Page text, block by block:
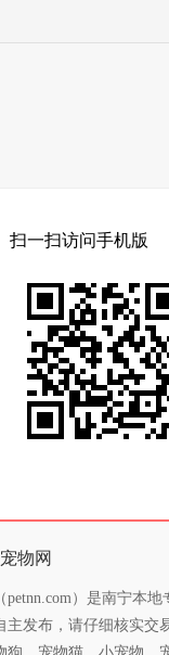
扫一扫访问手机版
物网
petnn.com）是南宁本
主发布，请仔细核实交